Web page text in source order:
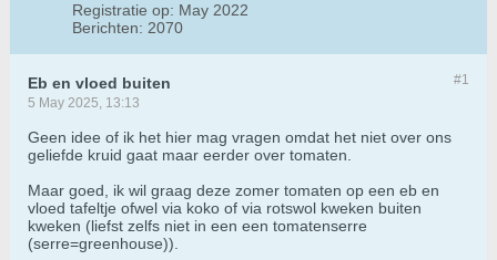
Registratie op: May 2022
Berichten: 2070
#1
Eb en vloed buiten
5 May 2025, 13:13
Geen idee of ik het hier mag vragen omdat het niet over ons
geliefde kruid gaat maar eerder over tomaten.
Maar goed, ik wil graag deze zomer tomaten op een eb en
vloed tafeltje ofwel via koko of via rotswol kweken buiten
kweken (liefst zelfs niet in een een tomatenserre
(serre=greenhouse)).